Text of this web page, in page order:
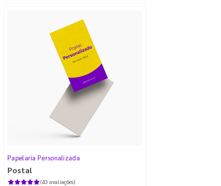
Papelaria Personalizada
Postal
(43 avaliações)